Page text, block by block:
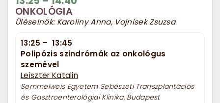
ONKOLÓGIA
Üléselnök: Karoliny Anna, Vojnisek Zsuzsa
13:25 – 13:45
Polipózis szindrómák az onkológus
szemével
Leiszter Katalin
Semmelweis Egyetem Sebészeti Transzplantációs
és Gasztroenterológiai Klinika, Budapest